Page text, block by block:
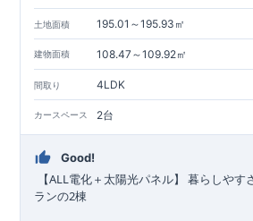
土地面積 195.01～195.93㎡
建物面積 108.47～109.92㎡
間取り 4LDK
カースペース 2台
Good!
【ALL電化＋太陽光パネル】
暮らしやす
ランの2棟